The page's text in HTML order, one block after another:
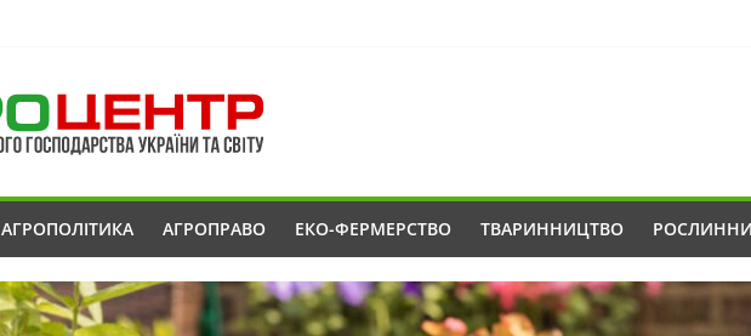
АГРОПОЛІТИКА АГРОПРАВО ЕКО-ФЕРМЕРСТВО ТВАРИННИЦТВО